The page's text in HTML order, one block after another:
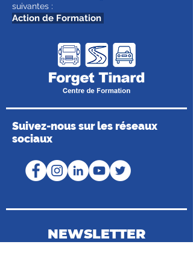
suivantes :
Action de Formation
Suivez-nous sur les réseaux
sociaux
NEWSLETTER